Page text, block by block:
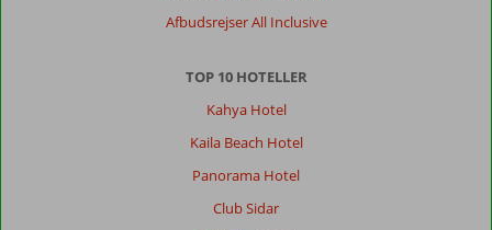
Afbudsrejser All Inclusive
TOP 10 HOTELLER
Kahya Hotel
Kaila Beach Hotel
Panorama Hotel
Club Sidar